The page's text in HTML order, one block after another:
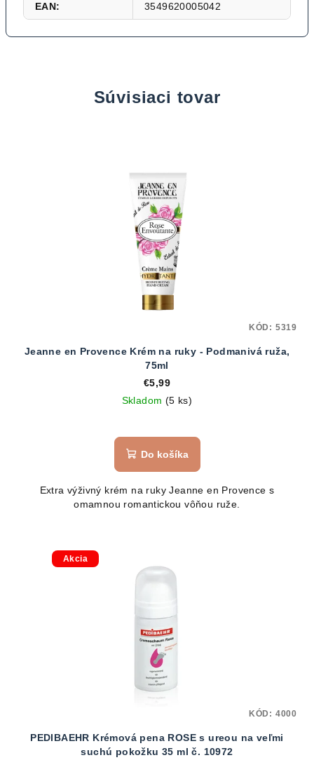
EAN: 3549620005042
Súvisiaci tovar
Jeanne en Provence Krém na ruky - Podmanivá ruža,
75ml
€5,99
Skladom (5 ks)
Do košíka
Extra výživný krém na ruky Jeanne en Provence s
omamnou romantickou vôňou ruže.
KÓD: 5319
Akcia
PEDIBAEHR Krémová pena ROSE s ureou na veľmi
suchú pokožku 35 ml č. 10972
KÓD: 4000